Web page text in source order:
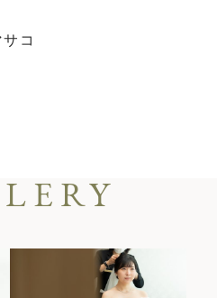
ご相談など、
コ